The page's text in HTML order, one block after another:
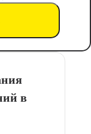
в